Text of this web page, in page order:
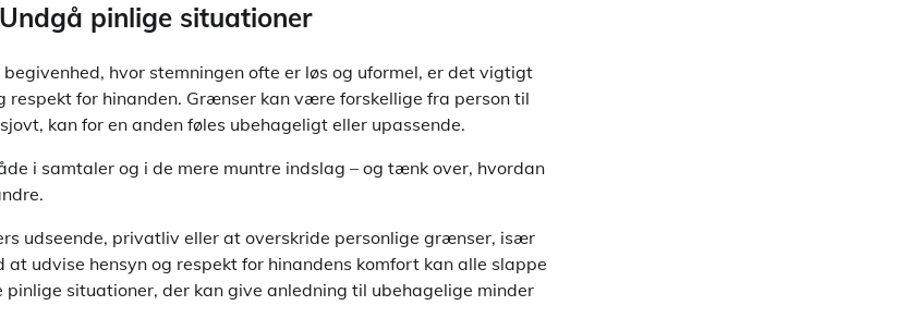
pinlige situationer
hvor stemningen ofte er løs og uformel, er det vigtigt
respekt for hinanden. Grænser kan være forskellige fra person til
kan for en anden føles ubehageligt eller upassende.
i samtaler og i de mere muntre indslag – og tænk over, hvordan
udseende, privatliv eller at overskride personlige grænser, især
at udvise hensyn og respekt for hinandens komfort kan alle slappe
pinlige situationer, der kan give anledning til ubehagelige minder